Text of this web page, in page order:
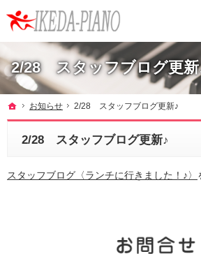
2/28 スタッフブログ更新
調律やクリーニングも行っています。ピアノ引越し・運
ホーム
お知らせ 2/28 スタッフブログ更新♪
2/28 スタッフブログ更新♪
スタッフブログ〈ランチに行きました！♪〉